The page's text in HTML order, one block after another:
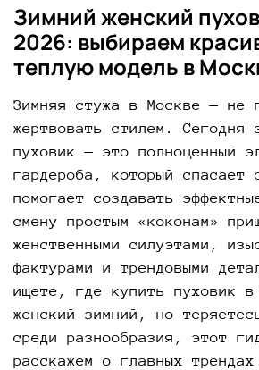
Зимний женский
2026: выбираем
теплую модель в
Зимняя стужа в Москве — не
жертвовать стилем. Сегодня
пуховик — это полноценный
гардероба, который спасает
помогает создавать
смену простым «коконам»
женственными силуэтами,
фактурами и трендовыми
ищете, где купить пуховик в
женский зимний, но
среди разнообразия, этот
расскажем о главных трендах